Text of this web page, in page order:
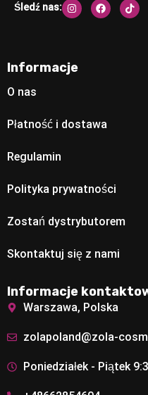
Śledź nas:
Informacje
O nas
Płatność i dostawa
Regulamin
Polityka prywatności
Zostań dystrybutorem
Skontaktuj się z nami
Informacje
Warszawa, Polska
zolapoland@zola-
Poniedziałek - Piątek